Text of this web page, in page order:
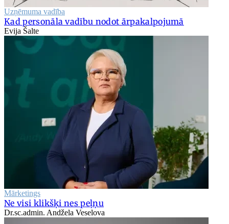
Uzņēmuma vadība
Kad personāla vadību nodot ārpakalpojumā
Evija Šalte
Mārketings
Ne visi klikšķi nes peļņu
Dr.sc.admin. Andžela Veselova